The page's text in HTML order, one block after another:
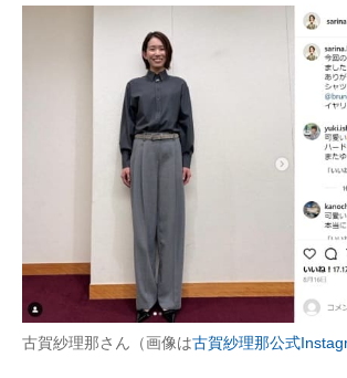
古賀紗理那さん（画像は古賀紗理那公式